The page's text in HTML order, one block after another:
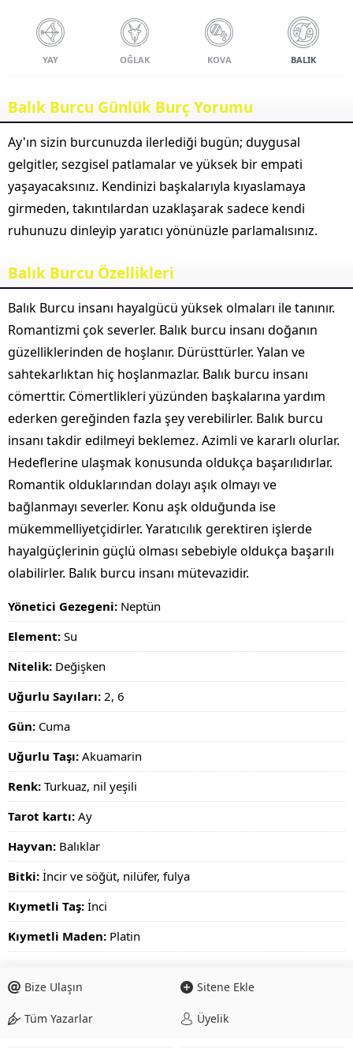
YAY OĞLAK KOVA BALIK
Balık Burcu Günlük Burç Yorumu
Ay'ın sizin burcunuzda ilerlediği bugün; duygusal
gelgitler, sezgisel patlamalar ve yüksek bir empati
yaşayacaksınız. Kendinizi başkalarıyla kıyaslamaya
girmeden, takıntılardan uzaklaşarak sadece kendi
ruhunuzu dinleyip yaratıcı yönünüzle parlamalısınız.
Balık Burcu Özellikleri
Balık Burcu insanı hayalgücü yüksek olmaları ile tanınır.
Romantizmi çok severler. Balık burcu insanı doğanın
güzelliklerinden de hoşlanır. Dürüsttürler. Yalan ve
sahtekarlıktan hiç hoşlanmazlar. Balık burcu insanı
cömerttir. Cömertlikleri yüzünden başkalarına yardım
ederken gereğinden fazla şey verebilirler. Balık burcu
insanı takdir edilmeyi beklemez. Azimli ve kararlı olurlar.
Hedeflerine ulaşmak konusunda oldukça başarılıdırlar.
Romantik olduklarından dolayı aşık olmayı ve
bağlanmayı severler. Konu aşk olduğunda ise
mükemmelliyetçidirler. Yaratıcılık gerektiren işlerde
hayalgüçlerinin güçlü olması sebebiyle oldukça başarılı
olabilirler. Balık burcu insanı mütevazidir.
Yönetici Gezegeni: Neptün
Element: Su
Nitelik: Değişken
Uğurlu Sayıları: 2, 6
Gün: Cuma
Uğurlu Taşı: Akuamarin
Renk: Turkuaz, nil yeşili
Tarot kartı: Ay
Hayvan: Balıklar
Bitki: İncir ve söğüt, nilüfer, fulya
Kıymetli Taş: İnci
Kıymetli Maden: Platin
Bize Ulaşın Sitene Ekle
Tüm Yazarlar Üyelik